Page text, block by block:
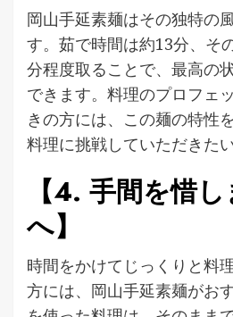
岡山手延素麺はその独特の
す。茹で時間は約13分、そ
分程度取ることで、最高の
できます。料理のプロフェ
きの方には、この麺の特性
料理に挑戦していただきたい
【4. 手間を惜
へ】
時間をかけてじっくりと料
方には、岡山手延素麺がお